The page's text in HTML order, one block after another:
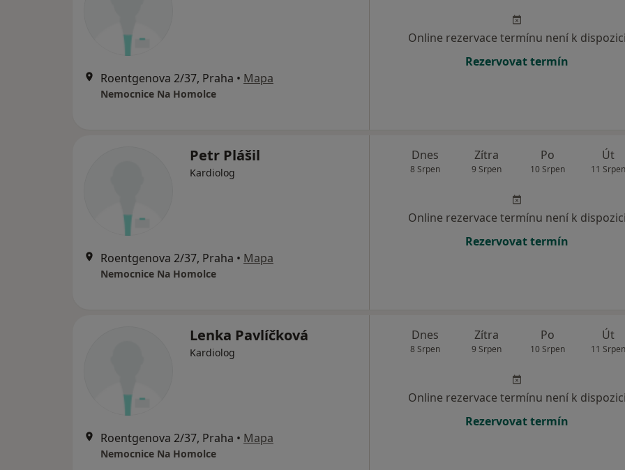
Roentgenova 2/37, Praha • Mapa
Nemocnice Na Homolce
Online rezervace termínu není k dispozici
Rezervovat termín
Petr Plášil
Kardiolog
Roentgenova 2/37, Praha • Mapa
Nemocnice Na Homolce
Dnes
8 Srpen
Zítra
9 Srpen
Po
10 Srpen
Út
11 Srpen
Online rezervace termínu není k dispozici
Rezervovat termín
Lenka Pavlíčková
Kardiolog
Roentgenova 2/37, Praha • Mapa
Nemocnice Na Homolce
Dnes
8 Srpen
Zítra
9 Srpen
Po
10 Srpen
Út
11 Srpen
Online rezervace termínu není k dispozici
Rezervovat termín